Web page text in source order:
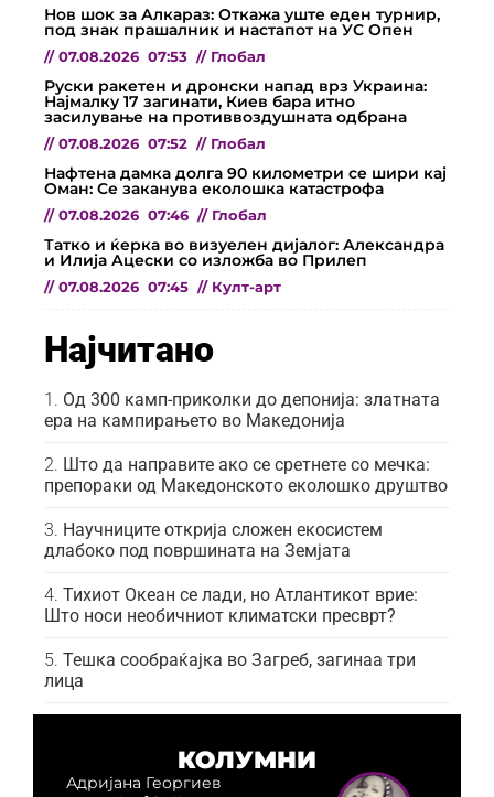
Нов шок за Алкараз: Откажа уште еден турнир,
под знак прашалник и настапот на УС Опен
// 07.08.2026 07:53 // Глобал
Руски ракетен и дронски напад врз Украина:
Најмалку 17 загинати, Киев бара итно
засилување на противвоздушната одбрана
// 07.08.2026 07:52 // Глобал
Нафтена дамка долга 90 километри се шири кај
Оман: Се заканува еколошка катастрофа
// 07.08.2026 07:46 // Глобал
Татко и ќерка во визуелен дијалог: Александра
и Илија Ацески со изложба во Прилеп
// 07.08.2026 07:45 // Култ-арт
Најчитано
Од 300 камп-приколки до депонија: златната
ера на кампирањето во Македонија
Што да направите ако се сретнете со мечка:
препораки од Македонското еколошко друштво
Научниците открија сложен екосистем
длабоко под површината на Земјата
Тихиот Океан се лади, но Атлантикот врие:
Што носи необичниот климатски пресврт?
Тешка сообраќајка во Загреб, загинаа три
лица
КОЛУМНИ
Адријана Георгиев